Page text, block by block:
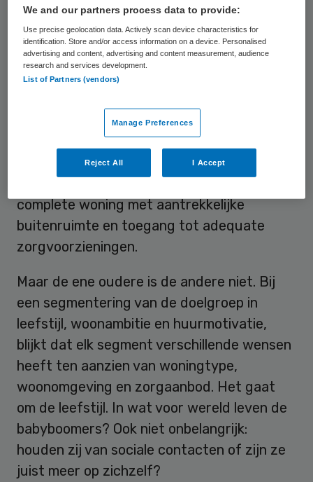
Ons land kent een groot tekort aan
hoogwaardige woonvoorzieningen voor
ouderen. Bovendien zal door vergrijzing het
toenemen. De omvangrijke groep die ’te arm
is voor luxe zorg en te rijk voor een sociale
huurwoning’ zoekt het gemak van een
complete woning met aantrekkelijke
buitenruimte en toegang tot adequate
zorgvoorzieningen.
Maar de ene oudere is de andere niet. Bij
een segmentering van de doelgroep in
leefstijl, woonambitie en huurmotivatie,
blijkt dat elk segment verschillende wensen
heeft ten aanzien van woningtype,
woonomgeving en zorgaanbod. Het gaat
om de leefstijl. In wat voor wereld leven de
babyboomers? Ook niet onbelangrijk:
houden zij van sociale contacten of zijn ze
juist meer op zichzelf?
We and our partners process data to provide:
Use precise geolocation data. Actively scan device characteristics for
identification. Store and/or access information on a device. Personalised
advertising and content, advertising and content measurement, audience
research and services development.
List of Partners (vendors)
Manage Preferences
Reject All I Accept